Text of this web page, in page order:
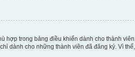
hợp trong bảng điều khiển dành cho thành
dành cho những thành viên đã đăng ký. Vì